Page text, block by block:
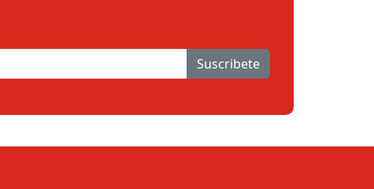
Suscribete